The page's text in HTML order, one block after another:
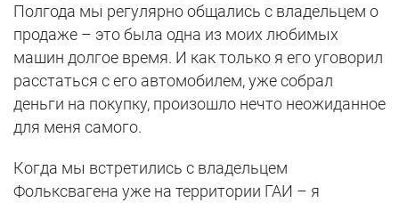
Полгода мы регулярно общались с владельцем о
продаже – это была одна из моих любимых
машин долгое время. И как только я его уговорил
расстаться с его автомобилем, уже собрал
деньги на покупку, произошло нечто неожиданное
для меня самого.
Когда мы встретились с владельцем
Фольксвагена уже на территории ГАИ – я